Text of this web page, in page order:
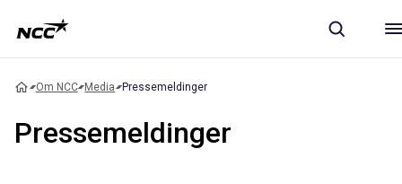
Om NCC Media Pressemeldinger
Pressemeldinger